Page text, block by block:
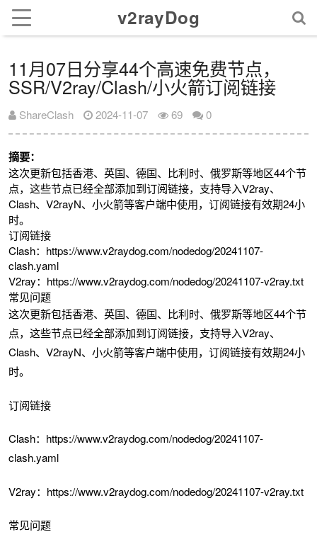
v2rayDog
11月07日分享44个高速免费节点，
SSR/V2ray/Clash/小火箭订阅链接
ShareClash 2024-11-07 69 0
摘要：
这次更新包括香港、英国、德国、比利时、俄罗斯等地区44个节
点，这些节点已经全部添加到订阅链接，支持导入V2ray、
Clash、V2rayN、小火箭等客户端中使用，订阅链接有效期24小
时。
订阅链接
Clash：https://www.v2raydog.com/nodedog/20241107-
clash.yaml
V2ray：https://www.v2raydog.com/nodedog/20241107-v2ray.txt
常见问题
这次更新包括香港、英国、德国、比利时、俄罗斯等地区44个节
点，这些节点已经全部添加到订阅链接，支持导入V2ray、
Clash、V2rayN、小火箭等客户端中使用，订阅链接有效期24小
时。
订阅链接
Clash：https://www.v2raydog.com/nodedog/20241107-
clash.yaml
V2ray：https://www.v2raydog.com/nodedog/20241107-v2ray.txt
常见问题